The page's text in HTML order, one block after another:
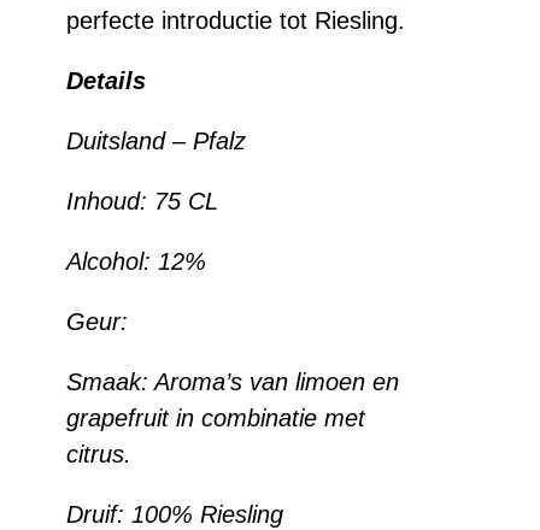
perfecte introductie tot Riesling.
Details
Duitsland – Pfalz
Inhoud: 75 CL
Alcohol: 12%
Geur:
Smaak: Aroma’s van limoen en
grapefruit in combinatie met
citrus.
Druif: 100% Riesling